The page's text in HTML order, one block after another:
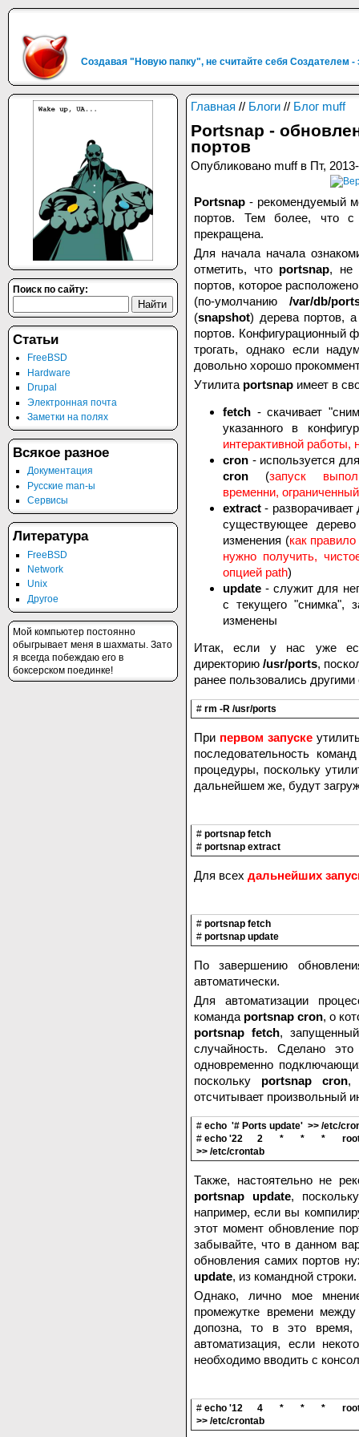
Создавая "Новую папку", не считайте себя Создателем
Главная // Блоги // Блог muff
Portsnap -
портов
Опубликовано muff в Пт,
Portsnap - рекомендуемый
портов. Тем более, что
прекращена.
Для начала начала
отметить, что portsnap, не
портов, которое
(по-умолчанию/var/db/
(snapshot) дерева портов,
портов. Конфигурационный
трогать, однако если
довольно хорошо
Утилита portsnap имеет в
fetch - скачивает
указанного в
интерактивной работы,
cron - используется
cron (запуск
временни,
extract -
существующее
изменения (как
нужно получить,
опцией path)
update - служит для
с текущего "снимка",
изменены
Итак, если у нас уже
директорию/usr/ports,
ранее пользовались
# rm -R /usr/ports
При первом запуске
последовательность
процедуры, поскольку
дальнейшем же, будут
# portsnap fetch
# portsnap extract
Для всех дальнейших
# portsnap fetch
# portsnap update
По завершению
автоматически.
Для автоматизации
команда portsnap cron, о
portsnap fetch,
случайность. Сделано
одновременно
поскольку portsnap cron,
отсчитывает произвольный
# echo '# Ports update' >> /etc/
# echo '22 2 * * * root /usr/
>> /etc/crontab
Также, настоятельно не
portsnap update,
например, если вы
этот момент обновление
забывайте, что в данном
обновления самих портов
update, из командной строки.
Однако, лично мое
промежутке времени
допозна, то в это
автоматизация, если
необходимо вводить с
# echo '12 4 * * * root /usr/
>> /etc/crontab
Поиск по сайту:
Статьи
FreeBSD
Hardware
Drupal
Электронная почта
Заметки на полях
Всякое разное
Документация
Русские man-ы
Сервисы
Литература
FreeBSD
Network
Unix
Другое
Мой компьютер постоянно
обыгрывает меня в шахматы. Зато
я всегда побеждаю его в
боксерском поединке!